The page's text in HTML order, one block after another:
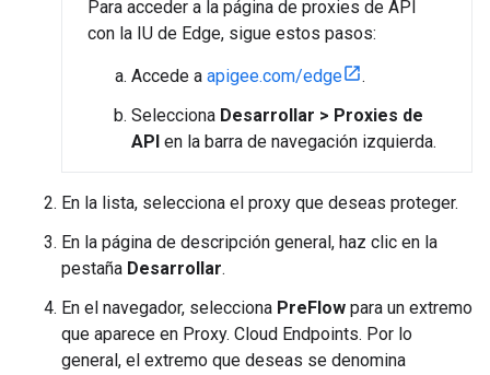
Para acceder a la página de proxies de API
con la IU de Edge, sigue estos pasos:
Accede a apigee.com/edge
.
Selecciona Desarrollar > Proxies de
API en la barra de navegación izquierda.
En la lista, selecciona el proxy que deseas proteger.
En la página de descripción general, haz clic en la
pestaña Desarrollar.
En el navegador, selecciona PreFlow para un extremo
que aparece en Proxy. Cloud Endpoints. Por lo
general, el extremo que deseas se denomina